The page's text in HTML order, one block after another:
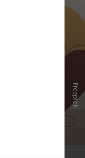
Freepick